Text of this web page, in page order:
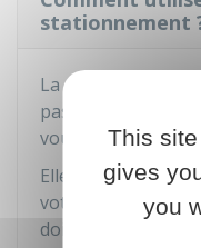
stationnement
La carte est
pas être utilisée
vous.
Elle doit être mise
votre véhicule et
doit être retirée si
This
gives
you